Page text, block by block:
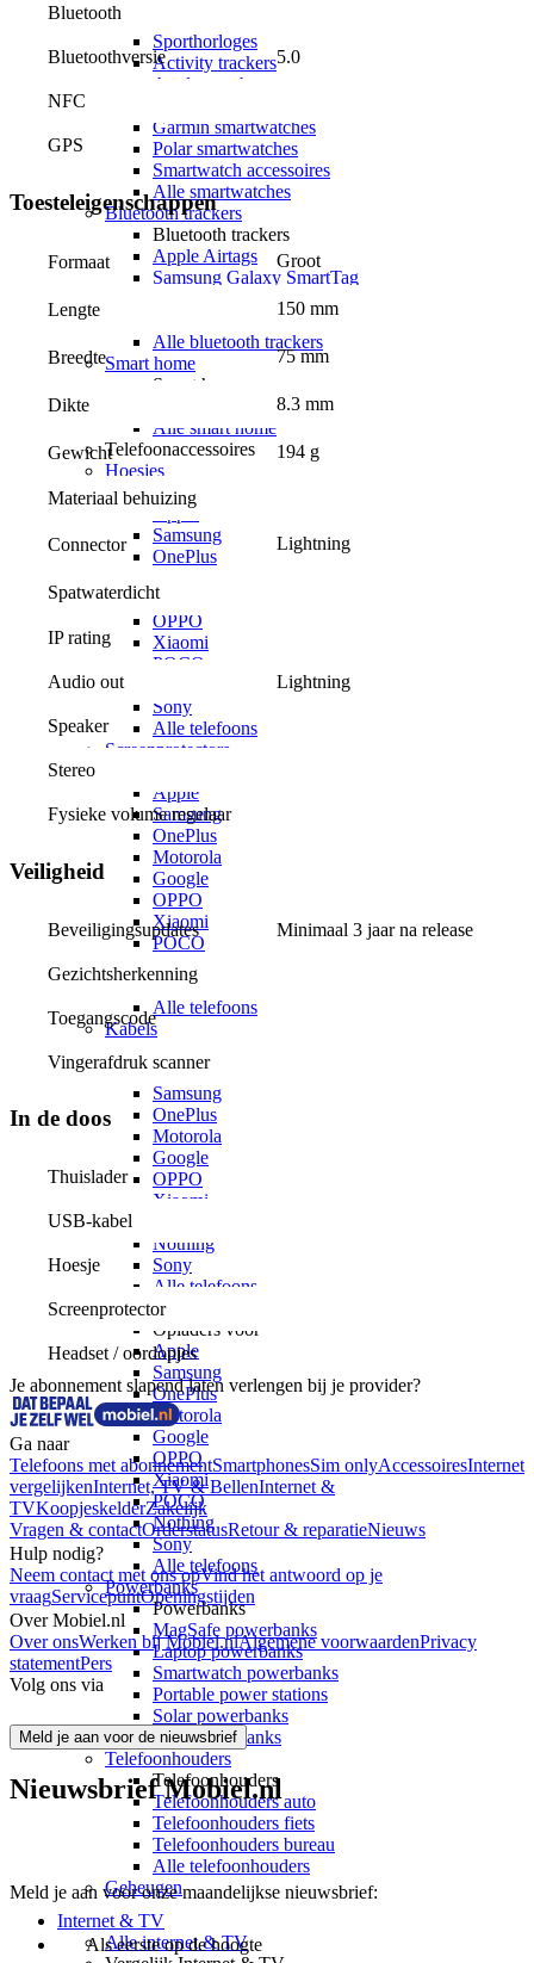
Sporthorloges
Activity trackers
Apple watches
Garmin smartwatches
Polar smartwatches
Smartwatch accessoires
Alle smartwatches
Bluetooth trackers
Bluetooth trackers
Apple Airtags
Samsung Galaxy SmartTag
Airtag sleutelhangers
SmartTag sleutelhangers
Alle bluetooth trackers
Smart home
Smart home
Google smart home
Alle smart home
Telefoonaccessoires
Hoesjes
Hoesjes voor
Apple
Samsung
OnePlus
Google
OPPO
Xiaomi
POCO
Sony
Alle telefoons
Screenprotectors
Apple
Samsung
OnePlus
Motorola
Google
OPPO
Xiaomi
POCO
Nothing
Sony
Alle telefoons
Kabels
Apple
Samsung
OnePlus
Motorola
Google
OPPO
Xiaomi
Nothing
Sony
Alle telefoons
Opladers
Opladers voor
Apple
Samsung
OnePlus
Motorola
Google
OPPO
Xiaomi
POCO
Nothing
Sony
Alle telefoons
Powerbanks
Powerbanks
MagSafe powerbanks
Laptop powerbanks
Smartwatch powerbanks
Portable power stations
Solar powerbanks
Alle powerbanks
Telefoonhouders
Telefoonhouders
Telefoonhouders auto
Telefoonhouders fiets
Telefoonhouders bureau
Alle telefoonhouders
Geheugen
Internet & TV
Alle internet & TV
Bluetooth
Bluetoothversie 5.0
NFC
GPS
Toesteleigenschappen
Formaat Groot
Lengte 150 mm
Breedte 75 mm
Dikte 8.3 mm
Gewicht 194 g
Materiaal behuizing
Connector Lightning
Spatwaterdicht
IP rating
Audio out Lightning
Speaker
Stereo
Fysieke volume regelaar
Veiligheid
Beveiligingsupdates Minimaal 3 jaar na release
Gezichtsherkenning
Toegangscode
Vingerafdruk scanner
In de doos
Thuislader
USB-kabel
Hoesje
Screenprotector
Headset / oordopjes
Je abonnement slapend laten verlengen bij je provider?
Ga naar
Telefoons met abonnementSmartphonesSim onlyAccessoiresInternet
vergelijkenInternet, TV & BellenInternet &
TVKoopjeskelderZakelijk
Vragen & contactOrderstatusRetour & reparatieNieuws
Hulp nodig?
Neem contact met ons opVind het antwoord op je
vraagServicepuntOpeningstijden
Over Mobiel.nl
Over onsWerken bij Mobiel.nlAlgemene voorwaardenPrivacy
statementPers
Volg ons via
Meld je aan voor de nieuwsbrief
Nieuwsbrief Mobiel.nl
Meld je aan voor onze maandelijkse nieuwsbrief:
Als eerste op de hoogte